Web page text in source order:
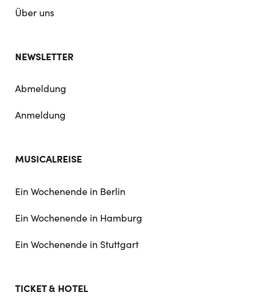
Über uns
NEWSLETTER
Abmeldung
Anmeldung
MUSICALREISE
Ein Wochenende in Berlin
Ein Wochenende in Hamburg
Ein Wochenende in Stuttgart
TICKET & HOTEL